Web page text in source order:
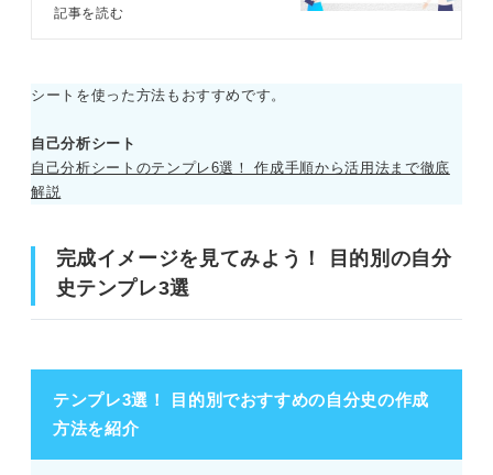
トや自己分析のやり方、注意点など
しょう。
記事を読む
シートを使った方法もおすすめです。
自己分析シート
自己分析シートのテンプレ6選！ 作成手順から活用法まで徹底
解説
完成イメージを見てみよう！ 目的別の自分
史テンプレ3選
テンプレ3選！ 目的別でおすすめの自分史の作成
方法を紹介